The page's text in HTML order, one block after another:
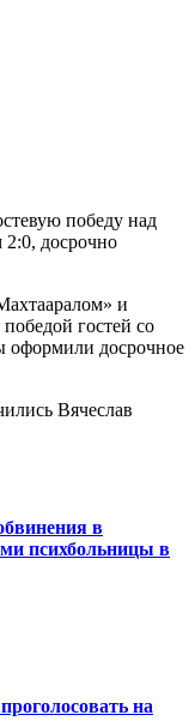
победу над
досрочно
и
гостей со
оформили досрочное
Вячеслав
в
психбольницы в
на